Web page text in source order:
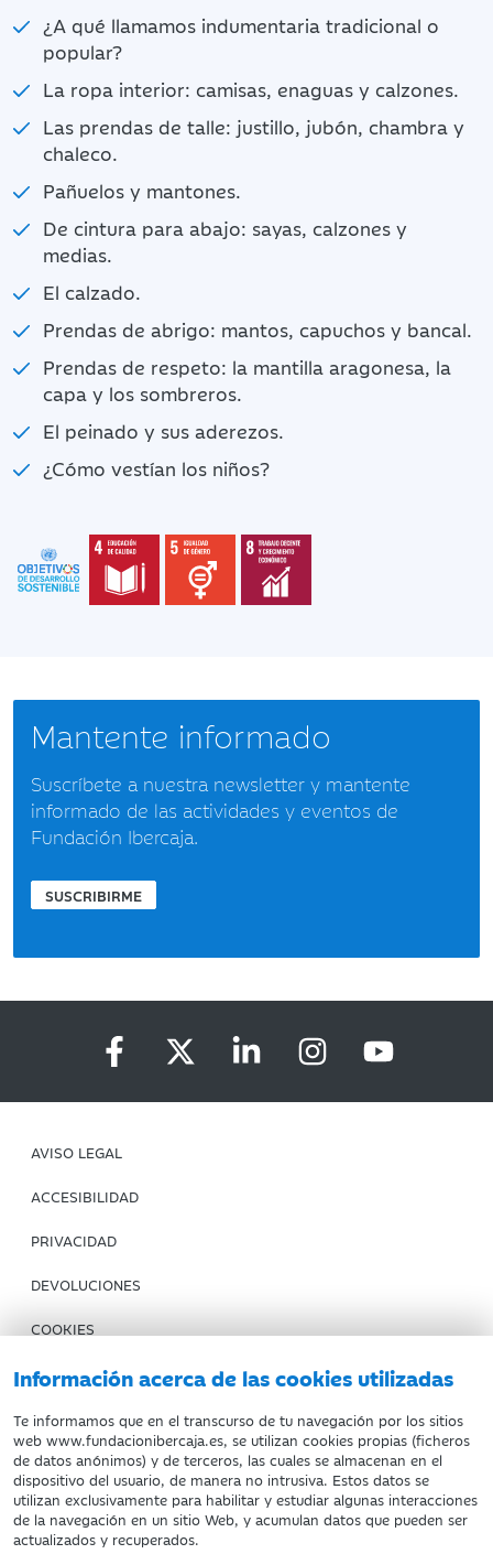
Información acerca de las cookies utilizadas
Te informamos que en el transcurso de tu navegación por los sitios
web www.fundacionibercaja.es, se utilizan cookies propias (ficheros
de datos anónimos) y de terceros, las cuales se almacenan en el
dispositivo del usuario, de manera no intrusiva. Estos datos se
utilizan exclusivamente para habilitar y estudiar algunas interacciones
de la navegación en un sitio Web, y acumulan datos que pueden ser
actualizados y recuperados.
¿A qué llamamos indumentaria tradicional o
popular?
La ropa interior: camisas, enaguas y calzones.
Las prendas de talle: justillo, jubón, chambra y
chaleco.
Pañuelos y mantones.
De cintura para abajo: sayas, calzones y
medias.
El calzado.
Prendas de abrigo: mantos, capuchos y bancal.
Prendas de respeto: la mantilla aragonesa, la
capa y los sombreros.
El peinado y sus aderezos.
¿Cómo vestían los niños?
Mantente informado
Suscríbete a nuestra newsletter y mantente
informado de las actividades y eventos de
Fundación Ibercaja.
SUSCRIBIRME
AVISO LEGAL
ACCESIBILIDAD
PRIVACIDAD
DEVOLUCIONES
COOKIES
CONDICIONES DE COMPRA
IBERCAJA BANCO
Fundación Bancaria Ibercaja. C.I.F. G-50000652.
Inscrita en el Registro de Fundaciones del Mº de Educación,
Cultura y Deporte con el nº 1689.